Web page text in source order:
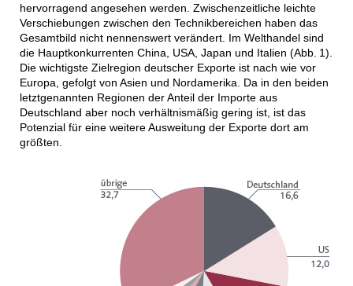
hervorragend angesehen werden. Zwischenzeitliche leichte
Verschiebungen zwischen den Technikbereichen haben das
Gesamtbild nicht nennenswert verändert. Im Welthandel sind
die Hauptkonkurrenten China, USA, Japan und Italien (Abb. 1).
Die wichtigste Zielregion deutscher Exporte ist nach wie vor
Europa, gefolgt von Asien und Nordamerika. Da in den beiden
letztgenannten Regionen der Anteil der Importe aus
Deutschland aber noch verhältnismäßig gering ist, ist das
Potenzial für eine weitere Ausweitung der Exporte dort am
größten.